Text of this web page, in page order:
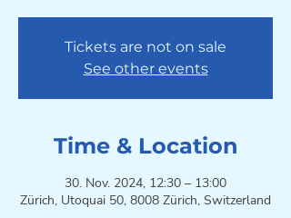
Tickets are not on sale
See other events
Time & Location
30. Nov. 2024, 12:30 – 13:00
Zürich, Utoquai 50, 8008 Zürich, Switzerland